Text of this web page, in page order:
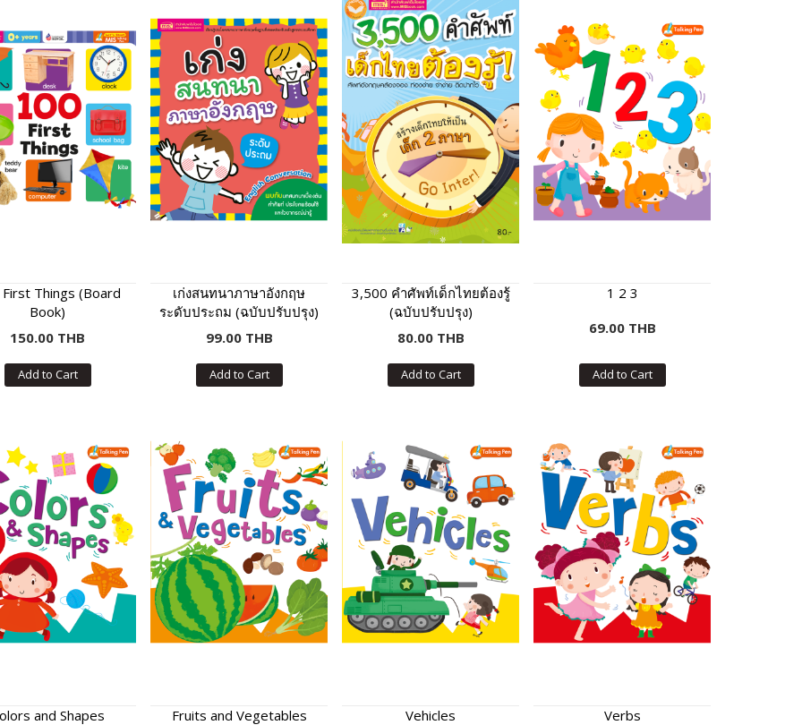
Things (Board
Book)
150.00 THB
Add to Cart
เก่งสนทนาภาษาอังกฤษ
ระดับประถม (ฉบับปรับปรุง)
99.00 THB
Add to Cart
3,500 คำศัพท์เด็กไทยต้องรู้
(ฉบับปรับปรุง)
80.00 THB
Add to Cart
1 2 3
69.00 THB
Add to Cart
and Shapes
Fruits and Vegetables
Vehicles
Verbs